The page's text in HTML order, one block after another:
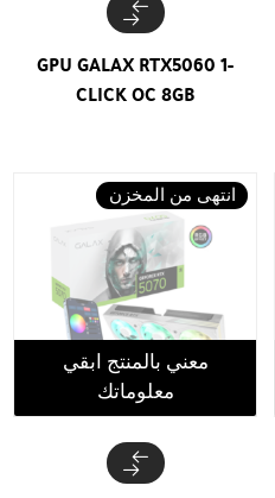
GPU GALAX RTX5060 1-
CLICK OC 8GB
انتهى من المخزن
معني بالمنتج ابقي
معلوماتك